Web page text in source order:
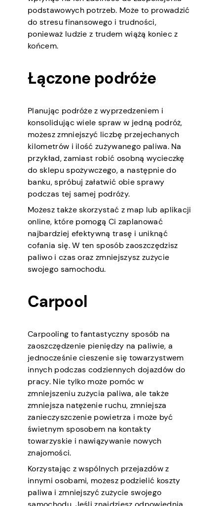
podstawowych potrzeb. Może to prowadzić
do stresu finansowego i trudności,
ponieważ ludzie z trudem wiążą koniec z
końcem.
Łączone podróże
Planując podróże z wyprzedzeniem i
konsolidując wiele spraw w jedną podróż,
możesz zmniejszyć liczbę przejechanych
kilometrów i ilość zużywanego paliwa. Na
przykład, zamiast robić osobną wycieczkę
do sklepu spożywczego, a następnie do
banku, spróbuj załatwić obie sprawy
podczas tej samej podróży.
Możesz także skorzystać z map lub aplikacji
online, które pomogą Ci zaplanować
najbardziej efektywną trasę i uniknąć
cofania się. W ten sposób zaoszczędzisz
paliwo i czas oraz zmniejszysz zużycie
swojego samochodu.
Carpool
Carpooling to fantastyczny sposób na
zaoszczędzenie pieniędzy na paliwie, a
jednocześnie cieszenie się towarzystwem
innych podczas codziennych dojazdów do
pracy. Nie tylko może pomóc w
zmniejszeniu zużycia paliwa, ale także
zmniejsza natężenie ruchu, zmniejsza
zanieczyszczenie powietrza i może być
świetnym sposobem na kontakty
towarzyskie i nawiązywanie nowych
znajomości.
Korzystając z wspólnych przejazdów z
innymi osobami, możesz podzielić koszty
paliwa i zmniejszyć zużycie swojego